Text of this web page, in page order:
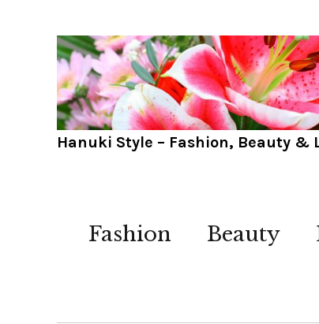
Hanuki Style – Fashion, Beauty &
Fashion Beauty